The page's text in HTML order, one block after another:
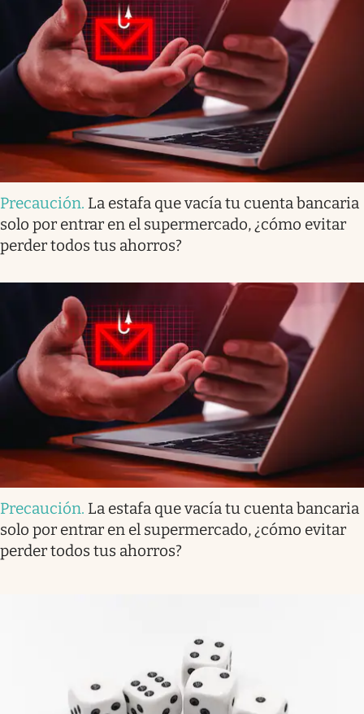
Precaución. La estafa que vacía tu cuenta bancaria
solo por entrar en el supermercado, ¿cómo evitar
perder todos tus ahorros?
Precaución. La estafa que vacía tu cuenta bancaria
solo por entrar en el supermercado, ¿cómo evitar
perder todos tus ahorros?